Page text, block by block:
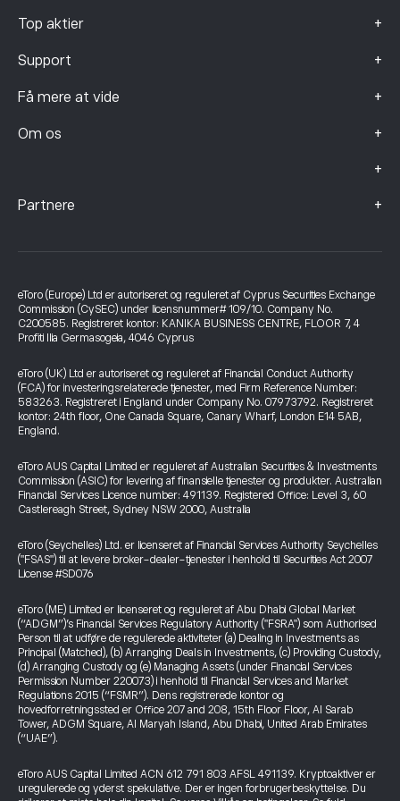
Top aktier +
Support +
Få mere at vide +
Om os +
+
Partnere +
eToro (Europe) Ltd er autoriseret og reguleret af Cyprus Securities Exchange
Commission (CySEC) under licensnummer# 109/10. Company No.
C200585. Registreret kontor: KANIKA BUSINESS CENTRE, FLOOR 7, 4
Profiti Ilia Germasogeia, 4046 Cyprus
eToro (UK) Ltd er autoriseret og reguleret af Financial Conduct Authority
(FCA) for investeringsrelaterede tjenester, med Firm Reference Number:
583263. Registreret i England under Company No. 07973792. Registreret
kontor: 24th floor, One Canada Square, Canary Wharf, London E14 5AB,
England.
eToro AUS Capital Limited er reguleret af Australian Securities & Investments
Commission (ASIC) for levering af finansielle tjenester og produkter. Australian
Financial Services Licence number: 491139. Registered Office: Level 3, 60
Castlereagh Street, Sydney NSW 2000, Australia
eToro (Seychelles) Ltd. er licenseret af Financial Services Authority Seychelles
("FSAS") til at levere broker-dealer-tjenester i henhold til Securities Act 2007
License #SD076
eToro (ME) Limited er licenseret og reguleret af Abu Dhabi Global Market
(“ADGM”)’s Financial Services Regulatory Authority ("FSRA") som Authorised
Person til at udføre de regulerede aktiviteter (a) Dealing in Investments as
Principal (Matched), (b) Arranging Deals in Investments, (c) Providing Custody,
(d) Arranging Custody og (e) Managing Assets (under Financial Services
Permission Number 220073) i henhold til Financial Services and Market
Regulations 2015 (“FSMR”). Dens registrerede kontor og
hovedforretningssted er Office 207 and 208, 15th Floor Floor, Al Sarab
Tower, ADGM Square, Al Maryah Island, Abu Dhabi, United Arab Emirates
(“UAE”).
eToro AUS Capital Limited ACN 612 791 803 AFSL 491139. Kryptoaktiver er
uregulerede og yderst spekulative. Der er ingen forbrugerbeskyttelse. Du